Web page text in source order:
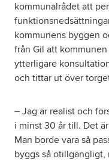
kommunalrådet att
kommunens byggen
från Gil att
ytterligare
och tittar ut över
– Jag är realist och
i minst 30 år till. Det
Man borde vara så
byggs så